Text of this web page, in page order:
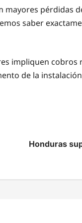
pérdidas
saber
impliquen
de la
Honduras